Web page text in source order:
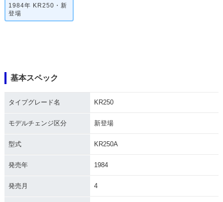
1984年 KR250・新
登場
基本スペック
タイプグレード名 KR250
モデルチェンジ区分 新登場
型式 KR250A
発売年 1984
発売月 4